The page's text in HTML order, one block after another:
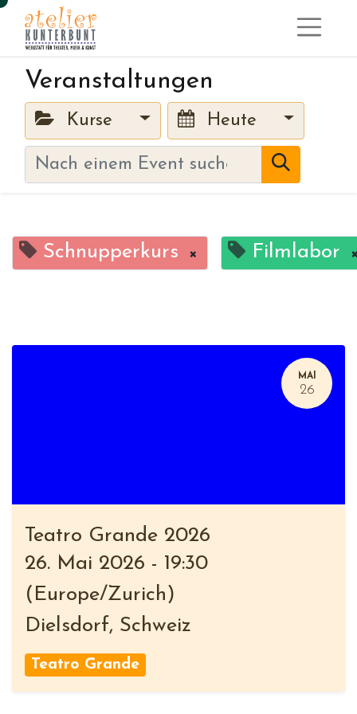
Veranstaltungen
Kurse Heute
Schnupperkurs × Filmlabor
MAI
26
Teatro Grande 2026
26. Mai 2026 - 19:30
( Europe/Zurich )
Dielsdorf, Schweiz
Teatro Grande